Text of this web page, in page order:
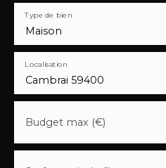
Maison
Type de bien
Cambrai 59400
Localisation
Budget max (€)